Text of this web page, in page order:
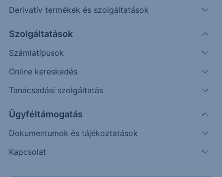
Derivatív termékek és szolgáltatások
Szolgáltatások
Számlatípusok
Online kereskedés
Tanácsadási szolgáltatás
Ügyféltámogatás
Dokumentumok és tájékoztatások
Kapcsolat
Az 50 napos mozgóátlag útját állta az esésnek,
megpattanni látszik róla az árfolyam. A mozgás
illeszkedne a vázolt diagonál verzióba, ebben az